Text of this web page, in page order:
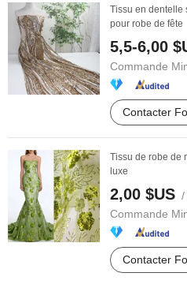
Tissu en dentelle
pour robe de fête
5,5-6,00
Commande
Contacter
Tissu de robe de
luxe
2,00 $US /
Commande
Contacter